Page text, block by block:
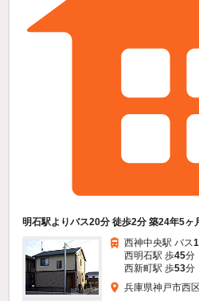
明石駅よりバス20分 徒歩2分 築24年5ヶ
西神中央駅 バス
西明石駅 歩45分
西新町駅 歩53分
兵庫県神戸市西